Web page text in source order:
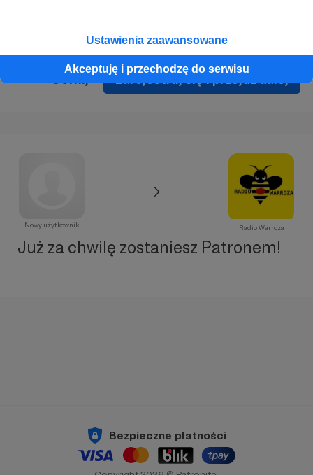
Ustawienia zaawansowane
Akceptuję i przechodzę do serwisu
Zarejestruj się i przejdź dalej
Nowy użytkownik Radio Warroza
Już za chwilę zostaniesz Patronem!
Bezpieczne płatności